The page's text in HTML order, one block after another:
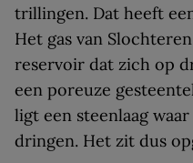
trillingen. Dat heeft
Het gas van
reservoir dat zich op
een poreuze
ligt een steenlaag
dringen. Het zit dus